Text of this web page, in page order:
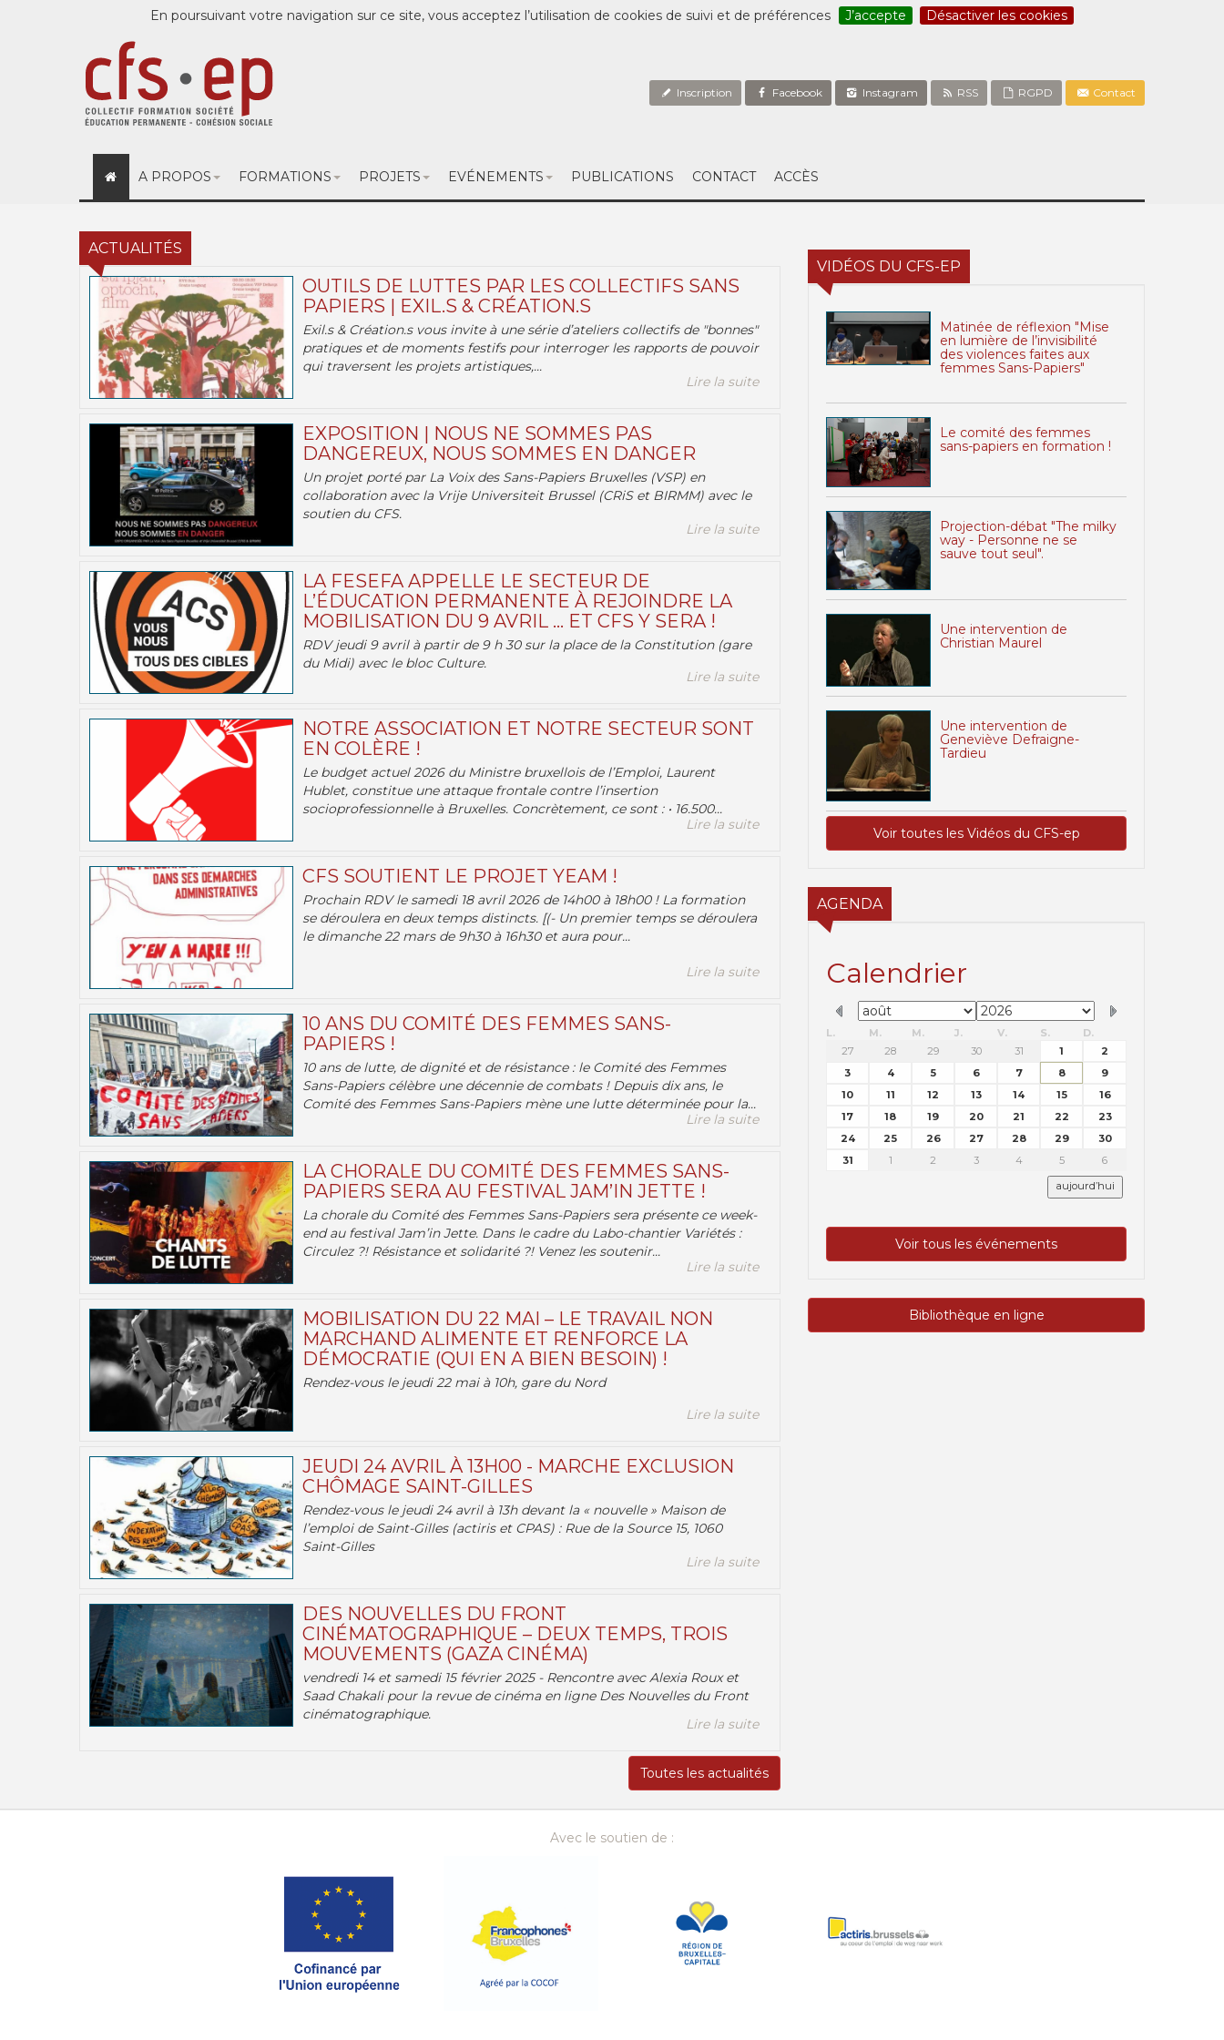
En poursuivant votre navigation sur ce site, vous acceptez l’utilisation de cookies de suivi et de préférences J’accepte Désactiver les cookies
Inscription Facebook Instagram RSS RGPD Contact
A PROPOS FORMATIONS PROJETS EVÉNEMENTS PUBLICATIONS CONTACT ACCÈS
ACTUALITÉS
OUTILS DE LUTTES PAR LES COLLECTIFS SANS
PAPIERS | EXIL.S & CRÉATION.S
Exil.s & Création.s vous invite à une série d’ateliers collectifs de "bonnes"
pratiques et de moments festifs pour interroger les rapports de pouvoir
qui traversent les projets artistiques,...
Lire la suite
EXPOSITION | NOUS NE SOMMES PAS
DANGEREUX, NOUS SOMMES EN DANGER
Un projet porté par La Voix des Sans-Papiers Bruxelles (VSP) en
collaboration avec la Vrije Universiteit Brussel (CRiS et BIRMM) avec le
soutien du CFS.
Lire la suite
LA FESEFA APPELLE LE SECTEUR DE
L’ÉDUCATION PERMANENTE À REJOINDRE LA
MOBILISATION DU 9 AVRIL … ET CFS Y SERA !
RDV jeudi 9 avril à partir de 9 h 30 sur la place de la Constitution (gare
du Midi) avec le bloc Culture.
Lire la suite
NOTRE ASSOCIATION ET NOTRE SECTEUR SONT
EN COLÈRE !
Le budget actuel 2026 du Ministre bruxellois de l’Emploi, Laurent
Hublet, constitue une attaque frontale contre l’insertion
socioprofessionnelle à Bruxelles. Concrètement, ce sont : • 16.500...
Lire la suite
CFS SOUTIENT LE PROJET YEAM !
Prochain RDV le samedi 18 avril 2026 de 14h00 à 18h00 ! La formation
se déroulera en deux temps distincts. [(- Un premier temps se déroulera
le dimanche 22 mars de 9h30 à 16h30 et aura pour...
Lire la suite
10 ANS DU COMITÉ DES FEMMES SANS-
PAPIERS !
10 ans de lutte, de dignité et de résistance : le Comité des Femmes
Sans-Papiers célèbre une décennie de combats ! Depuis dix ans, le
Comité des Femmes Sans-Papiers mène une lutte déterminée pour la...
Lire la suite
LA CHORALE DU COMITÉ DES FEMMES SANS-
PAPIERS SERA AU FESTIVAL JAM’IN JETTE !
La chorale du Comité des Femmes Sans-Papiers sera présente ce week-
end au festival Jam’in Jette. Dans le cadre du Labo-chantier Variétés :
Circulez ?! Résistance et solidarité ?! Venez les soutenir...
Lire la suite
MOBILISATION DU 22 MAI – LE TRAVAIL NON
MARCHAND ALIMENTE ET RENFORCE LA
DÉMOCRATIE (QUI EN A BIEN BESOIN) !
Rendez-vous le jeudi 22 mai à 10h, gare du Nord
Lire la suite
JEUDI 24 AVRIL À 13H00 - MARCHE EXCLUSION
CHÔMAGE SAINT-GILLES
Rendez-vous le jeudi 24 avril à 13h devant la « nouvelle » Maison de
l’emploi de Saint-Gilles (actiris et CPAS) : Rue de la Source 15, 1060
Saint-Gilles
Lire la suite
DES NOUVELLES DU FRONT
CINÉMATOGRAPHIQUE – DEUX TEMPS, TROIS
MOUVEMENTS (GAZA CINÉMA)
vendredi 14 et samedi 15 février 2025 - Rencontre avec Alexia Roux et
Saad Chakali pour la revue de cinéma en ligne Des Nouvelles du Front
cinématographique.
Lire la suite
Toutes les actualités
VIDÉOS DU CFS-EP
Matinée de réflexion "Mise
en lumière de l’invisibilité
des violences faites aux
femmes Sans-Papiers"
Le comité des femmes
sans-papiers en formation !
Projection-débat "The milky
way - Personne ne se
sauve tout seul".
Une intervention de
Christian Maurel
Une intervention de
Geneviève Defraigne-
Tardieu
Voir toutes les Vidéos du CFS-ep
AGENDA
Calendrier
L. M. M. J. V. S.
D.
27
28 29 30 31 1
2
3
4 5 6 7 8
9
10
11 12 13 14 15
16
17
18 19 20 21 22
23
24
25 26 27 28 29
30
31
1 2 3 4 5 6
aujourd’hui
Voir tous les événements
Bibliothèque en ligne
Avec le soutien de :